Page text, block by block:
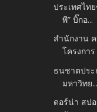
ประเทศไท
พี” บิ๊กอ...
สำนักงาน
โครงการ
ธนชาตปร
มหาวิทย...
ดอร์น่า สป